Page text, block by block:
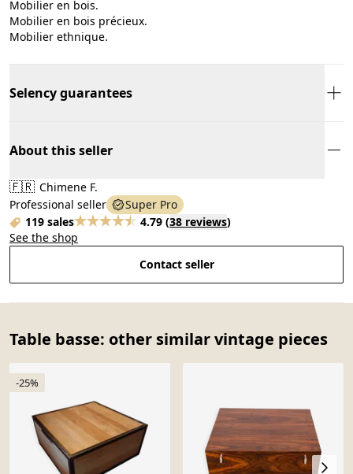
Mobilier en bois.
Mobilier en bois précieux.
Mobilier ethnique.
Selency guarantees
About this seller
🇫🇷 Chimene F.
Professional seller
Super Pro
119 sales
4.79 (38 reviews)
See the shop
Contact seller
Table basse: other similar vintage pieces
-25%